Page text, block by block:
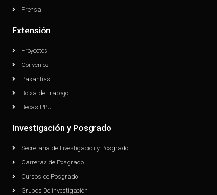
Prensa
Extensión
Proyectos
Convenios
Pasantías
Bolsa de Trabajo
Becas PPU
Investigación y Posgrado
Secretaría de Investigación y Posgrado
Carreras de Posgrado
Cursos de Posgrado
Grupos De investigación